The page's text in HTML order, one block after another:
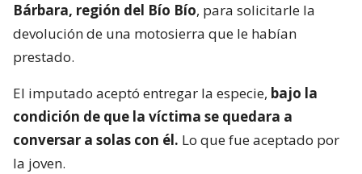
Bárbara, región del Bío Bío, para solicitarle la
devolución de una motosierra que le habían
prestado.
El imputado aceptó entregar la especie, bajo la
condición de que la víctima se quedara a
conversar a solas con él. Lo que fue aceptado por
la joven.